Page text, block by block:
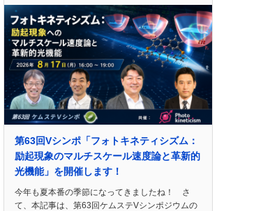
第63回Vシンポ「フォトキネティシズム：
励起現象のマルチスケール速度論と革新的
光機能」を開催します！
今年も夏本番の季節になってきましたね！ さ
て、本記事は、第63回ケムステVシンポジウムの